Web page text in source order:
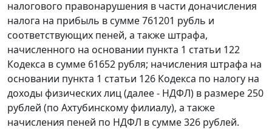
налогового правонарушения в части доначисления
налога на прибыль в сумме 761201 рубль и
соответствующих пеней, а также штрафа,
начисленного на основании пункта 1 статьи 122
Кодекса в сумме 61652 рубля; начисления штрафа на
основании пункта 1 статьи 126 Кодекса по налогу на
доходы физических лиц (далее - НДФЛ) в размере 250
рублей (по Ахтубинскому филиалу), а также
начисления пеней по НДФЛ в сумме 326 рублей.